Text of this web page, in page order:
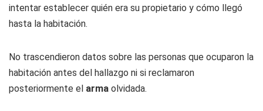
intentar establecer quién era su propietario y cómo llegó
hasta la habitación.
No trascendieron datos sobre las personas que ocuparon la
habitación antes del hallazgo ni si reclamaron
posteriormente el arma olvidada.